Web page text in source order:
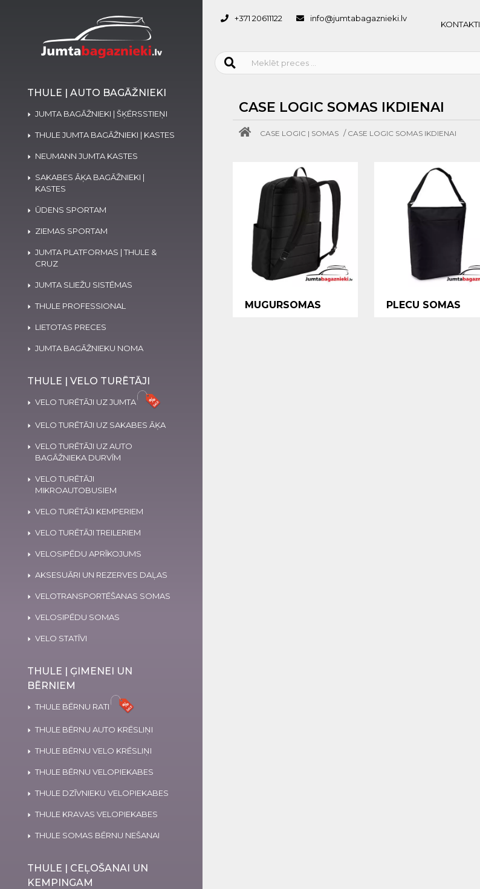
THULE | AUTO BAGĀŽNIEKI
JUMTA BAGĀŽNIEKI | ŠĶĒRSSTIEŅI
THULE JUMTA BAGĀŽNIEKI | KASTES
NEUMANN JUMTA KASTES
SAKABES ĀĶA BAGĀŽNIEKI |
KASTES
ŪDENS SPORTAM
ZIEMAS SPORTAM
JUMTA PLATFORMAS | THULE &
CRUZ
JUMTA SLIEŽU SISTĒMAS
THULE PROFESSIONAL
LIETOTAS PRECES
JUMTA BAGĀŽNIEKU NOMA
THULE | VELO TURĒTĀJI
VELO TURĒTĀJI UZ JUMTA
VELO TURĒTĀJI UZ SAKABES ĀĶA
VELO TURĒTĀJI UZ AUTO
BAGĀŽNIEKA DURVĪM
VELO TURĒTĀJI
MIKROAUTOBUSIEM
VELO TURĒTĀJI KEMPERIEM
VELO TURĒTĀJI TREILERIEM
VELOSIPĒDU APRĪKOJUMS
AKSESUĀRI UN REZERVES DAĻAS
VELOTRANSPORTĒŠANAS SOMAS
VELOSIPĒDU SOMAS
VELO STATĪVI
THULE | ĢIMENEI UN
BĒRNIEM
THULE BĒRNU RATI
THULE BĒRNU AUTO KRĒSLIŅI
THULE BĒRNU VELO KRĒSLIŅI
THULE BĒRNU VELOPIEKABES
THULE DZĪVNIEKU VELOPIEKABES
THULE KRAVAS VELOPIEKABES
THULE SOMAS BĒRNU NEŠANAI
THULE | CEĻOŠANAI UN
KEMPINGAM
+371 20611122 info@jumtabagaznieki.lv
KONTAKTI
CASE LOGIC SOMAS IKDIENAI
CASE LOGIC | SOMAS / CASE LOGIC SOMAS IKDIENAI
MUGURSOMAS PLECU SOMAS